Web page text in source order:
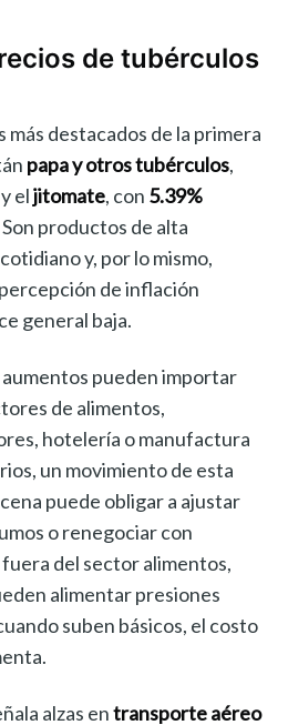
de tubérculos
destacados de la primera
papa y otros tubérculos,
y eljitomate, con 5.39%
productos de alta
y, por lo mismo,
de inflación
general baja.
aumentos pueden importar
de alimentos,
hotelería o manufactura
un movimiento de esta
puede obligar a ajustar
o renegociar con
del sector alimentos,
alimentar presiones
suben básicos, el costo
alzas entransporte aéreo